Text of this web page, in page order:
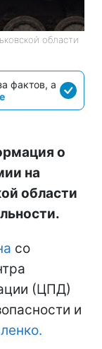
области
фактов, а
о
на
области
со
(ЦПД)
и